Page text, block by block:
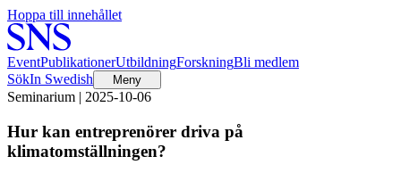
Hoppa till innehållet
EventPublikationerUtbildningForskningBli medlem
SökIn Swedish Meny
Seminarium | 2025-10-06
Hur kan entreprenörer driva på
klimatomställningen?